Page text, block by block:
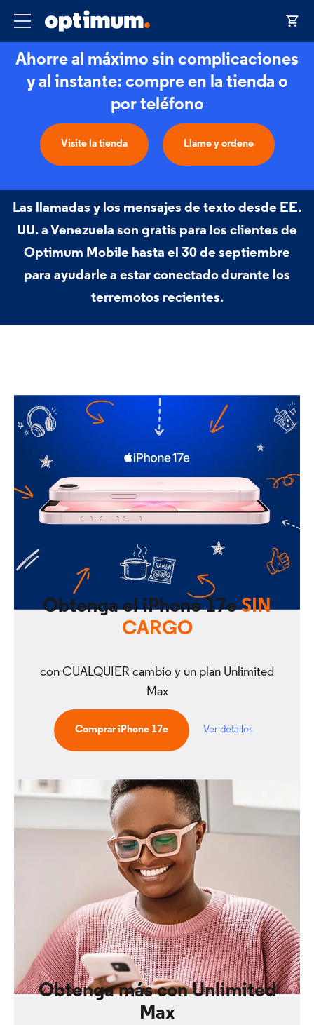
Ahorre al máximo sin complicaciones
y al instante: compre en la tienda o
por teléfono
Visite la tienda Llame y ordene
Las llamadas y los mensajes de texto desde EE.
UU. a Venezuela son gratis para los clientes de
Optimum Mobile hasta el 30 de septiembre
para ayudarle a estar conectado durante los
terremotos recientes.
Obtenga el iPhone 17eSIN
CARGO
con CUALQUIER cambio y un plan Unlimited
Max
Comprar iPhone 17e Ver detalles
Obtenga más con Unlimited
Max